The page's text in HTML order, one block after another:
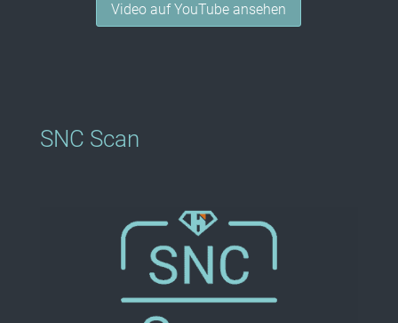
Video auf YouTube ansehen
SNC Scan